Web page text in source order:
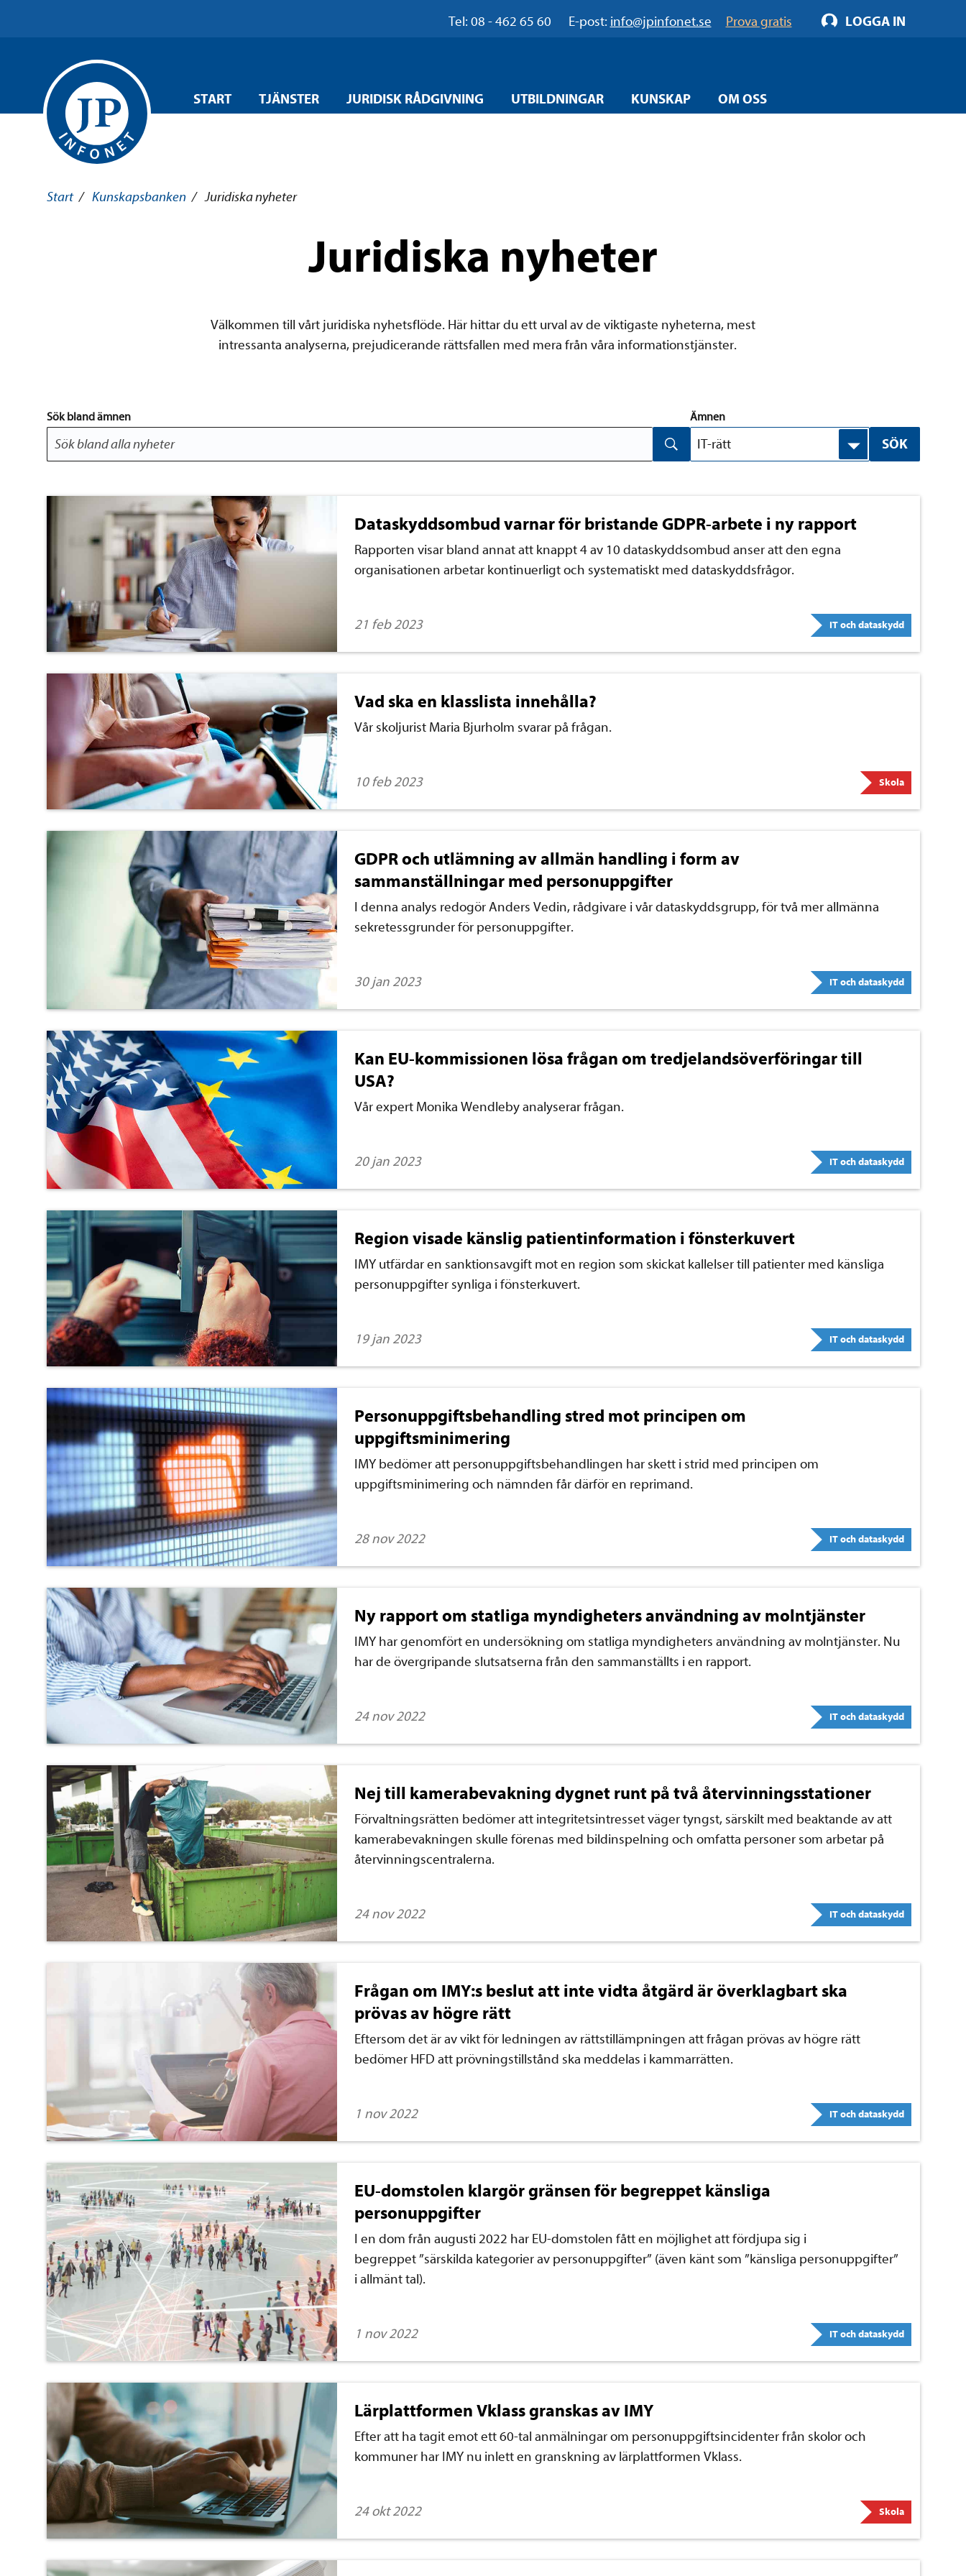
Tel: 08 - 462 65 60 E-post: info@jpinfonet.se Prova gratis LOGGA IN
START TJÄNSTER JURIDISK RÅDGIVNING UTBILDNINGAR KUNSKAP OM OSS
Start / Kunskapsbanken / Juridiska nyheter
Juridiska nyheter
Välkommen till vårt juridiska nyhetsflöde. Här hittar du ett urval av de viktigaste nyheterna, mest
intressanta analyserna, prejudicerande rättsfallen med mera från våra informationstjänster.
Sök bland ämnen Ämnen
IT-rätt
IT och dataskydd
Dataskyddsombud varnar för bristande GDPR-arbete i ny rapport
Rapporten visar bland annat att knappt 4 av 10 dataskyddsombud anser att den egna
organisationen arbetar kontinuerligt och systematiskt med dataskyddsfrågor.
21 feb 2023
Skola
Vad ska en klasslista innehålla?
Vår skoljurist Maria Bjurholm svarar på frågan.
10 feb 2023
IT och dataskydd
GDPR och utlämning av allmän handling i form av
sammanställningar med personuppgifter
I denna analys redogör Anders Vedin, rådgivare i vår dataskyddsgrupp, för två mer allmänna
sekretessgrunder för personuppgifter.
30 jan 2023
IT och dataskydd
Kan EU-kommissionen lösa frågan om tredjelandsöverföringar till
USA?
Vår expert Monika Wendleby analyserar frågan.
20 jan 2023
IT och dataskydd
Region visade känslig patientinformation i fönsterkuvert
IMY utfärdar en sanktionsavgift mot en region som skickat kallelser till patienter med känsliga
personuppgifter synliga i fönsterkuvert.
19 jan 2023
IT och dataskydd
Personuppgiftsbehandling stred mot principen om
uppgiftsminimering
IMY bedömer att personuppgiftsbehandlingen har skett i strid med principen om
uppgiftsminimering och nämnden får därför en reprimand.
28 nov 2022
IT och dataskydd
Ny rapport om statliga myndigheters användning av molntjänster
IMY har genomfört en undersökning om statliga myndigheters användning av molntjänster. Nu
har de övergripande slutsatserna från den sammanställts i en rapport.
24 nov 2022
IT och dataskydd
Nej till kamerabevakning dygnet runt på två återvinningsstationer
Förvaltningsrätten bedömer att integritetsintresset väger tyngst, särskilt med beaktande av att
kamerabevakningen skulle förenas med bildinspelning och omfatta personer som arbetar på
återvinningscentralerna.
24 nov 2022
IT och dataskydd
Frågan om IMY:s beslut att inte vidta åtgärd är överklagbart ska
prövas av högre rätt
Eftersom det är av vikt för ledningen av rättstillämpningen att frågan prövas av högre rätt
bedömer HFD att prövningstillstånd ska meddelas i kammarrätten.
1 nov 2022
IT och dataskydd
EU-domstolen klargör gränsen för begreppet känsliga
personuppgifter
I en dom från augusti 2022 har EU-domstolen fått en möjlighet att fördjupa sig i
begreppet ”särskilda kategorier av personuppgifter” (även känt som ”känsliga personuppgifter”
i allmänt tal).
1 nov 2022
Skola
Lärplattformen Vklass granskas av IMY
Efter att ha tagit emot ett 60-tal anmälningar om personuppgiftsincidenter från skolor och
kommuner har IMY nu inlett en granskning av lärplattformen Vklass.
24 okt 2022